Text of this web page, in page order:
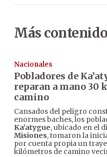
Más
Nacionales
Pobladores de
reparan a mano 30
camino
Cansados del peligro
enormes baches, los
Ka’atygue, ubicado en el
Misiones, tomaron la
por cuenta propia un
kilómetros de camino